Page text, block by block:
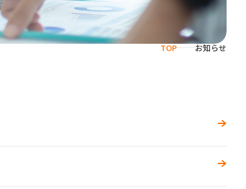
TOP お知らせ